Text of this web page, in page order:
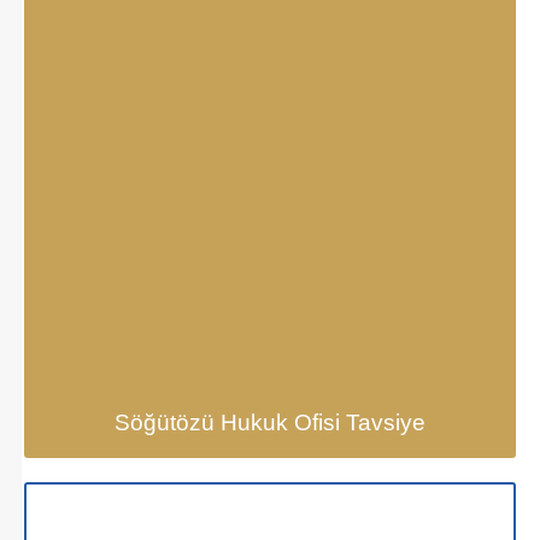
Söğütözü Hukuk Ofisi Tavsiye